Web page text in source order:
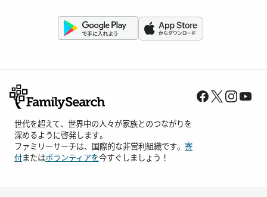
世代を超えて、世界中の人々が家族とのつながりを
深めるように啓発します。
ファミリーサーチは、国際的な非営利組織です。 寄
付またはボランティアを今すぐしましょう！